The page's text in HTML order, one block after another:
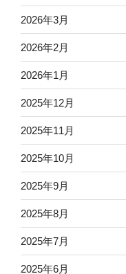
2026年3月
2026年2月
2026年1月
2025年12月
2025年11月
2025年10月
2025年9月
2025年8月
2025年7月
2025年6月